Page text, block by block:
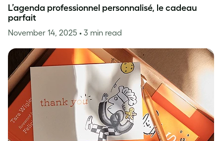
L’agenda professionnel personnalisé, le cadeau
parfait
November 14, 2025 • 3 min read